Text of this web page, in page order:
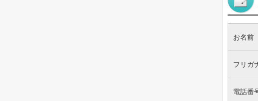
お名前
フリガ
電話番